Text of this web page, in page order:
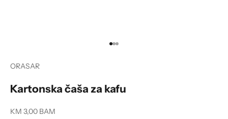
Go to item 1
Go to item 2
Go to item 3
ORASAR
Kartonska čaša za kafu
Sale price
KM 3,00 BAM